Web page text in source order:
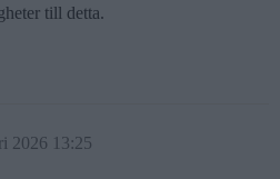
till detta.
2026 13:25